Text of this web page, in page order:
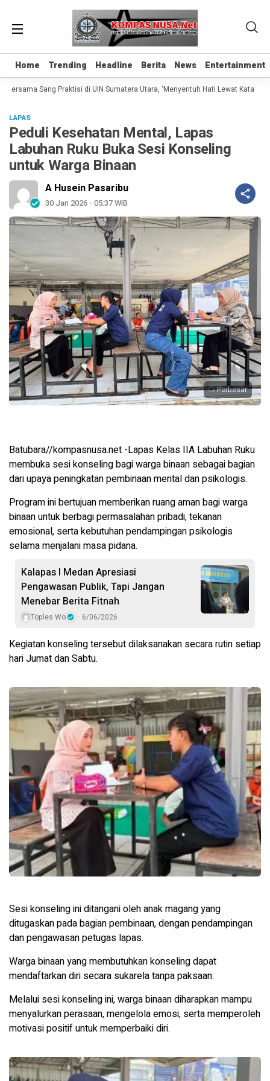
Home Trending Headline Berita News Entertainment
Home Trending Headline Berita News Entertainment
Sang Praktisi di UIN Sumatera Utara, ‘Menyentuh Hati Lewat Kata’
LAPAS
Peduli Kesehatan Mental, Lapas
Labuhan Ruku Buka Sesi Konseling
untuk Warga Binaan
A Husein Pasaribu
30 Jan 2026 - 05:37 WIB
Perbesar
Batubara//kompasnusa.net -Lapas Kelas IIA Labuhan Ruku
membuka sesi konseling bagi warga binaan sebagai bagian
dari upaya peningkatan pembinaan mental dan psikologis.
Program ini bertujuan memberikan ruang aman bagi warga
binaan untuk berbagi permasalahan pribadi, tekanan
emosional, serta kebutuhan pendampingan psikologis
selama menjalani masa pidana.
Kalapas I Medan Apresiasi
Pengawasan Publik, Tapi Jangan
Menebar Berita Fitnah
Toples Wo 6/06/2026
Kegiatan konseling tersebut dilaksanakan secara rutin setiap
hari Jumat dan Sabtu.
Sesi konseling ini ditangani oleh anak magang yang
ditugaskan pada bagian pembinaan, dengan pendampingan
dan pengawasan petugas lapas.
Warga binaan yang membutuhkan konseling dapat
mendaftarkan diri secara sukarela tanpa paksaan.
Melalui sesi konseling ini, warga binaan diharapkan mampu
menyalurkan perasaan, mengelola emosi, serta memperoleh
motivasi positif untuk memperbaiki diri.